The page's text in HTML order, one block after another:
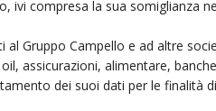
ivi compresa la sua somiglianza
Gruppo Campello e ad altre
assicurazioni, alimentare,
dei suoi dati per le finalità